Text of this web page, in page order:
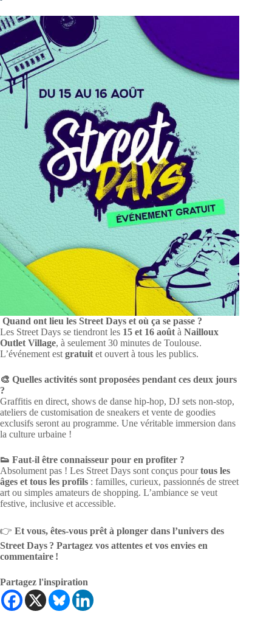
Quand ont lieu les Street Days et où ça se passe ?
Les Street Days se tiendront les 15 et 16 août à Nailloux
Outlet Village, à seulement 30 minutes de Toulouse.
L’événement est gratuit et ouvert à tous les publics.
🎨 Quelles activités sont proposées pendant ces deux jours
?
Graffitis en direct, shows de danse hip-hop, DJ sets non-stop,
ateliers de customisation de sneakers et vente de goodies
exclusifs seront au programme. Une véritable immersion dans
la culture urbaine !
👟 Faut-il être connaisseur pour en profiter ?
Absolument pas ! Les Street Days sont conçus pourtous les
âges et tous les profils : familles, curieux, passionnés de street
art ou simples amateurs de shopping. L’ambiance se veut
festive, inclusive et accessible.
👉 Et vous, êtes-vous prêt à plonger dans l’univers des
Street Days ? Partagez vos attentes et vos envies en
commentaire !
Partagez l'inspiration